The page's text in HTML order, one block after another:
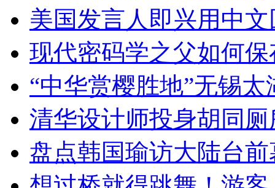
美国发言人即兴用中
现代密码学之父如何
“中华赏樱胜地”无锡
清华设计师投身胡同
盘点韩国瑜访大陆台